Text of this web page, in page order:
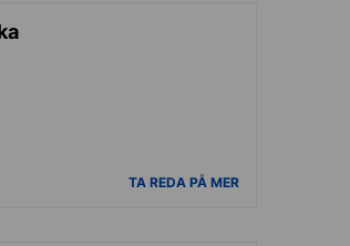
TA REDA PÅ MER